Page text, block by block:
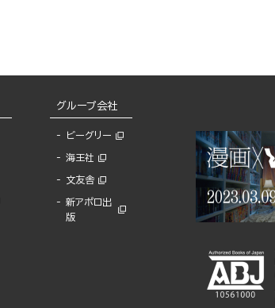
グループ会社
ビーグリー
海王社
文友舎
新アポロ出
版